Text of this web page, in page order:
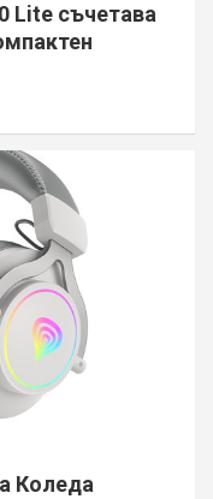
Lite съчетава
Коледа